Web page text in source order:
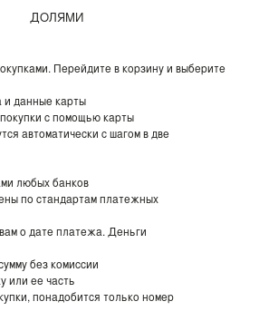
ДОЛЯМИ
Перейдите в корзину и выберите
данные карты
с помощью карты
автоматически с шагом в две
любых банков
по стандартам платежных
о дате платежа. Деньги
без комиссии
или ее часть
понадобится только номер